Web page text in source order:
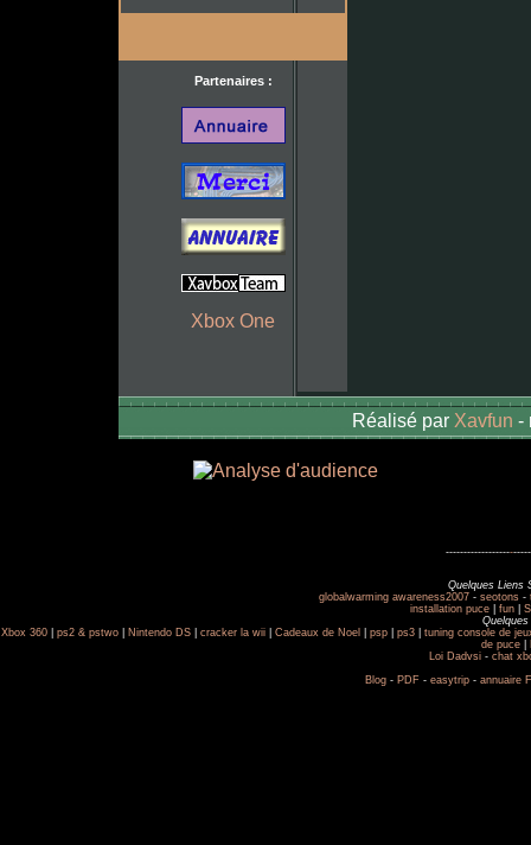
Partenaires :
Xbox One
Réalisé par Xavfun -
-------------------
Quelques Liens
globalwarming awareness2007- seotons-
installation puce
fun
Xbox 360
ps2 & pstwo Nintendo DS cracker la wii Cadeaux de Noel psp ps3
tuning console de
de puce
Loi Dadvsi- chat
Blog - PDF - easytrip - annuaire